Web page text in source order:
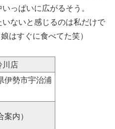
っぱいに広がるそう。
ないと感じるのは私だけで
はすぐに食べてた笑）
店
勢市宇治浦
内）